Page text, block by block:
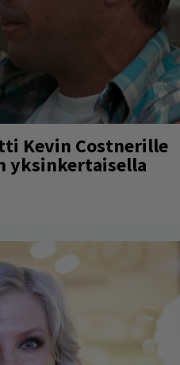
Kevin Costnerille
yksinkertaisella